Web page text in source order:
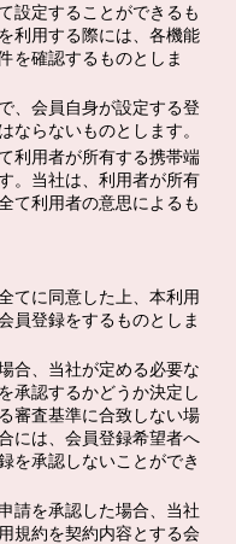
設定することができるも
利用する際には、各機能
を確認するものとしま
、会員自身が設定する登
ならないものとします。
利用者が所有する携帯端
。当社は、利用者が所有
て利用者の意思によるも
てに同意した上、本利用
員登録をするものとしま
合、当社が定める必要な
承認するかどうか決定し
審査基準に合致しない場
には、会員登録希望者へ
を承認しないことができ
請を承認した場合、当社
規約を契約内容とする会